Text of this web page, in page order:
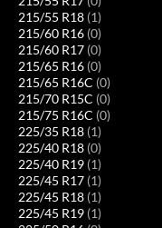
215/55 R18 (1)
215/60 R16 (0)
215/60 R17 (0)
215/65 R16 (0)
215/65 R16C (0)
215/70 R15C (0)
215/75 R16C (0)
225/35 R18 (1)
225/40 R18 (0)
225/40 R19 (1)
225/45 R17 (1)
225/45 R18 (1)
225/45 R19 (1)